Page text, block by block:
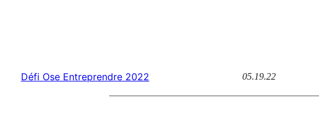
Défi Ose Entreprendre 2022 05.19.22